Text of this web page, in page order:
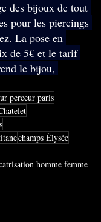
des bijoux de tout
pour les piercings
La pose en
de 5€ et le tarif
le bijou,
perceur paris
champs Élysée
homme femme